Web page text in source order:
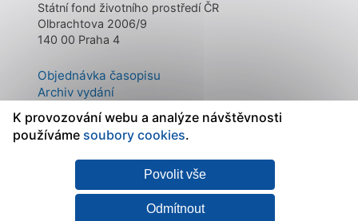
Státní fond životního prostředí ČR
Olbrachtova 2006/9
140 00 Praha 4
Objednávka časopisu
Archiv vydání
Kontakty
O časopisu
Prohlášení o
Zásady
životního prostředí ČR
K provozování webu a analýze návštěvnosti
používáme soubory cookies.
Povolit vše
Odmítnout